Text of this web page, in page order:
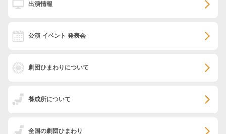
出演情報
公演 イベント 発表会
劇団ひまわりについて
養成所について
全国の劇団ひまわり